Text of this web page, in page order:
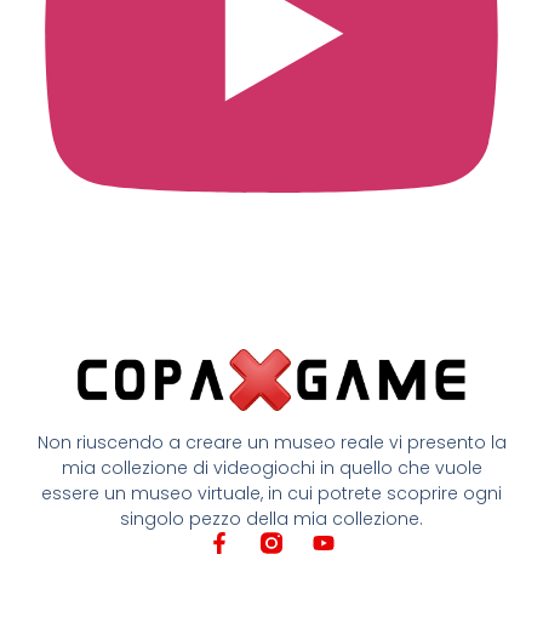
Non riuscendo a creare un museo reale vi presento la
mia collezione di videogiochi in quello che vuole
essere un museo virtuale, in cui potrete scoprire ogni
singolo pezzo della mia collezione.